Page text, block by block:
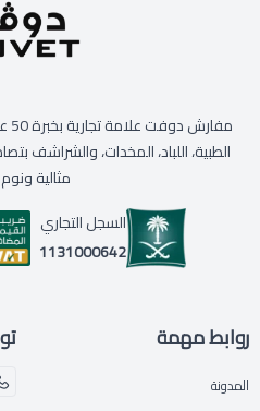
الطبية، اللباد، المخدات، والشراشف
مثالية
السجل التجاري
1131000642
روابط مهمة
المدونة